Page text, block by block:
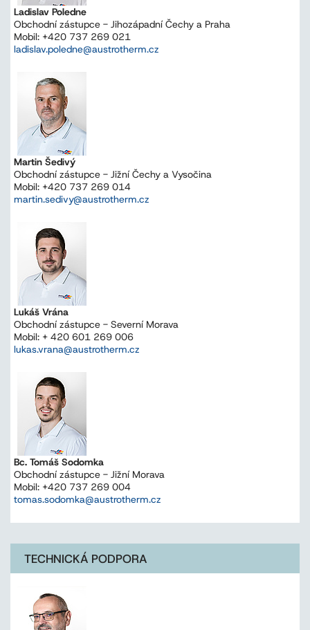
Ladislav Poledne
Obchodní zástupce - Jihozápadní Čechy a Praha
Mobil: +420 737 269 021
ladislav.poledne@austrotherm.cz
Martin Šedivý
Obchodní zástupce - Jižní Čechy a Vysočina
Mobil: +420 737 269 014
martin.sedivy@austrotherm.cz
Lukáš Vrána
Obchodní zástupce - Severní Morava
Mobil: + 420 601 269 006
lukas.vrana@austrotherm.cz
Bc. Tomáš Sodomka
Obchodní zástupce - Jižní Morava
Mobil: +420 737 269 004
tomas.sodomka@austrotherm.cz
TECHNICKÁ PODPORA